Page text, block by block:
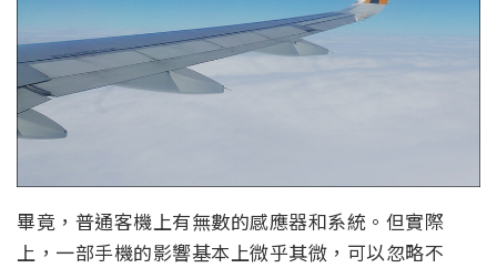
畢竟，普通客機上有無數的感應器和系統。但實際
上，一部手機的影響基本上微乎其微，可以忽略不